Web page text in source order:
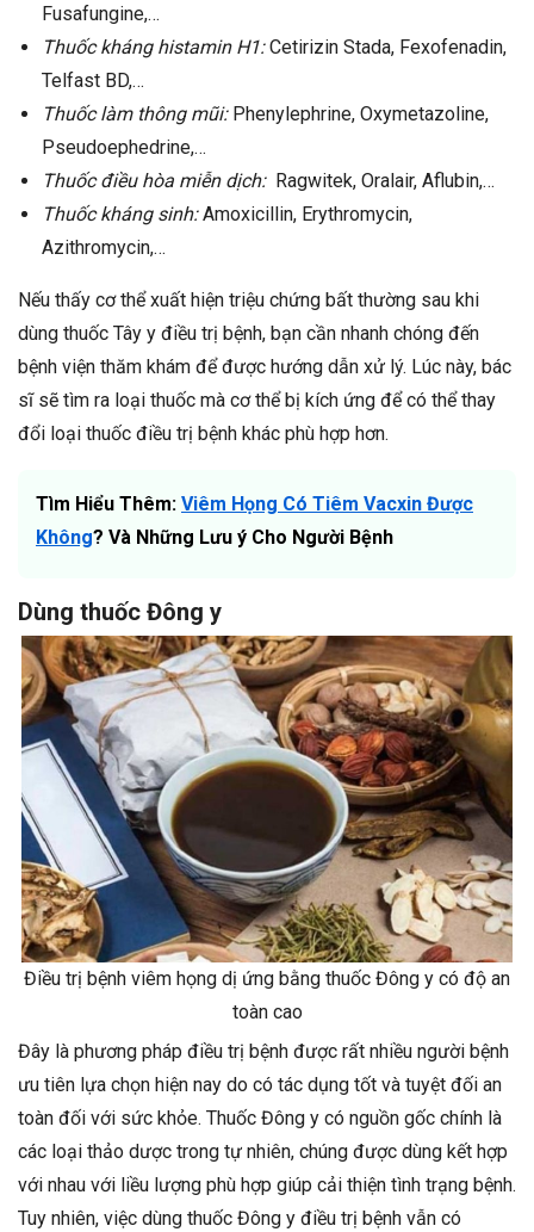
Fusafungine,…
Thuốc kháng histamin H1:Cetirizin Stada, Fexofenadin,
Telfast BD,…
Thuốc làm thông mũi: Phenylephrine, Oxymetazoline,
Pseudoephedrine,…
Thuốc điều hòa miễn dịch:Ragwitek, Oralair, Aflubin,…
Thuốc kháng sinh:Amoxicillin, Erythromycin,
Azithromycin,…
Nếu thấy cơ thể xuất hiện triệu chứng bất thường sau khi
dùng thuốc Tây y điều trị bệnh, bạn cần nhanh chóng đến
bệnh viện thăm khám để được hướng dẫn xử lý. Lúc này, bác
sĩ sẽ tìm ra loại thuốc mà cơ thể bị kích ứng để có thể thay
đổi loại thuốc điều trị bệnh khác phù hợp hơn.
Tìm Hiểu Thêm: Viêm Họng Có Tiêm Vacxin Được
Không? Và Những Lưu ý Cho Người Bệnh
Dùng thuốc Đông y
Điều trị bệnh viêm họng dị ứng bằng thuốc Đông y có độ an
toàn cao
Đây là phương pháp điều trị bệnh được rất nhiều người bệnh
ưu tiên lựa chọn hiện nay do có tác dụng tốt và tuyệt đối an
toàn đối với sức khỏe. Thuốc Đông y có nguồn gốc chính là
các loại thảo dược trong tự nhiên, chúng được dùng kết hợp
với nhau với liều lượng phù hợp giúp cải thiện tình trạng bệnh.
Tuy nhiên, việc dùng thuốc Đông y điều trị bệnh vẫn có